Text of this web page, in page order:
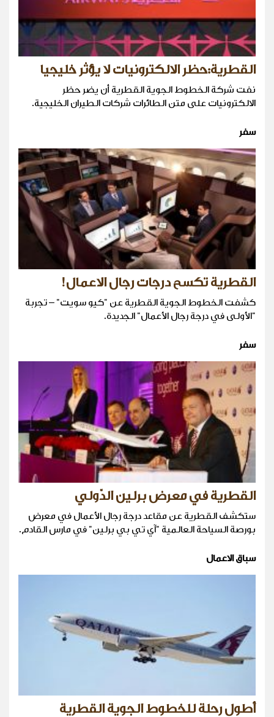
القطرية:حظر الالكترونيات لا يؤثر خليجيا
نفت شركة الخطوط الجوية القطرية أن يضر حظر
الالكترونيات على متن الطائرات شركات الطيران الخليجية.
سفر
القطرية تكسح درجات رجال الاعمال!
كشفت الخطوط الجوية القطرية عن "كيو سويت" – تجربة
"الأولى في درجة رجال الأعمال" الجديدة.
سفر
القطرية في معرض برلين الدّولي
ستكشف القطرية عن مقاعد درجة رجال الأعمال في معرض
بورصة السياحة العالمية "آي تي بي برلين" في مارس القادم.
سباق الاعمال
أطول رحلة للخطوط الجوية القطرية